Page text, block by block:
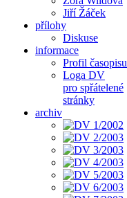
Jiří Žáček
přílohy
Diskuse
informace
Profil časopisu
Loga DV
pro spřátelené
stránky
archiv